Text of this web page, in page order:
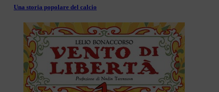
Una storia popolare del calcio